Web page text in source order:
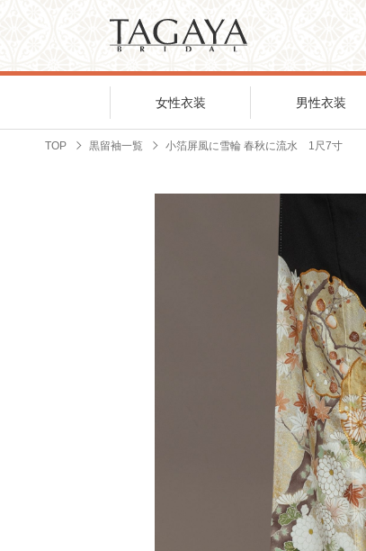
女性衣装 男性衣装
TOP 黒留袖一覧 小箔屏風に雪輪 春秋に流水 1尺7寸